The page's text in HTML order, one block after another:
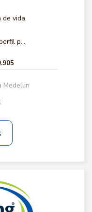
de vida.
p...
Medellin